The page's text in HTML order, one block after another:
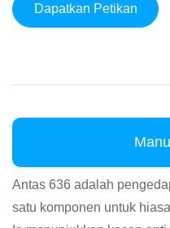
Dapatkan Petikan
Antas 636 adalah
satu komponen untuk